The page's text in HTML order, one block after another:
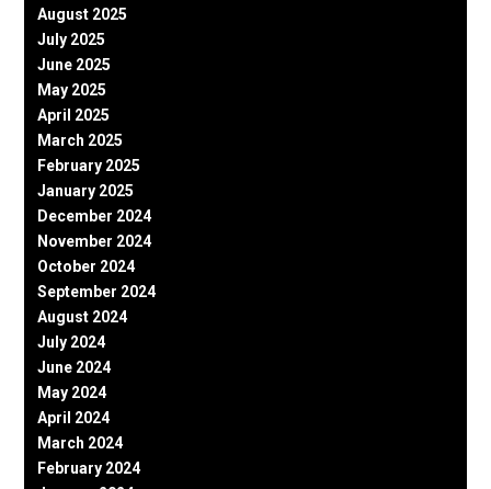
August 2025
July 2025
June 2025
May 2025
April 2025
March 2025
February 2025
January 2025
December 2024
November 2024
October 2024
September 2024
August 2024
July 2024
June 2024
May 2024
April 2024
March 2024
February 2024